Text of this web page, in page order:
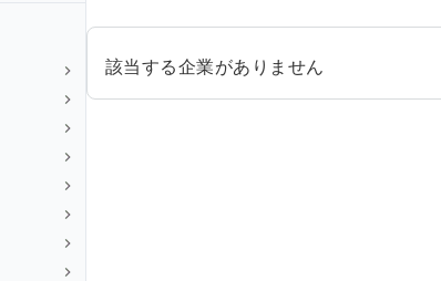
該当する企業がありません